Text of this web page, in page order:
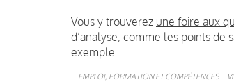
Vous y trouverez une foire aux
d’analyse, comme les points de
exemple.
EMPLOI, FORMATION ET COMPÉTENCES